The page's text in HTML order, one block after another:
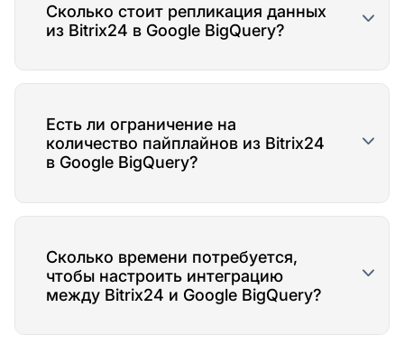
Сколько стоит репликация данных
из Bitrix24 в Google BigQuery?
Есть ли ограничение на
количество пайплайнов из Bitrix24
в Google BigQuery?
Сколько времени потребуется,
чтобы настроить интеграцию
между Bitrix24 и Google BigQuery?